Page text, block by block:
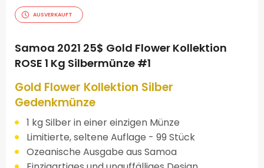
AUSVERKAUFT
Samoa 2021 25$ Gold Flower Kollektion
ROSE 1 Kg Silbermünze #1
Gold Flower Kollektion Silber
Gedenkmünze
1 kg Silber in einer einzigen Münze
Limitierte, seltene Auflage - 99 Stück
Ozeanische Ausgabe aus Samoa